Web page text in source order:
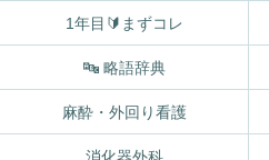
1年目🔰まずコレ
🔤 略語辞典
麻酔・外回り看護